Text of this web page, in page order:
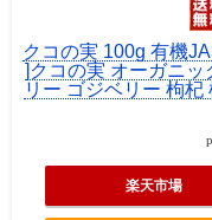
クコの実 100g 有機
]クコの実 オーガニッ
リー ゴジベリー 枸
楽天市場